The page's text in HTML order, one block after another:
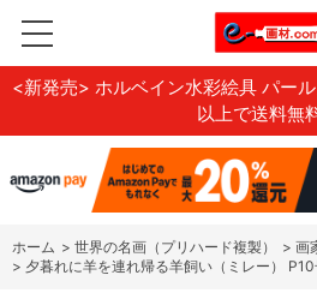
<新発売> ホルベイン水彩絵具 パー
以上で送料無
ホーム > 世界の名画（プリハード複製） > 画
> 夕暮れに羊を連れ帰る羊飼い（ミレー）